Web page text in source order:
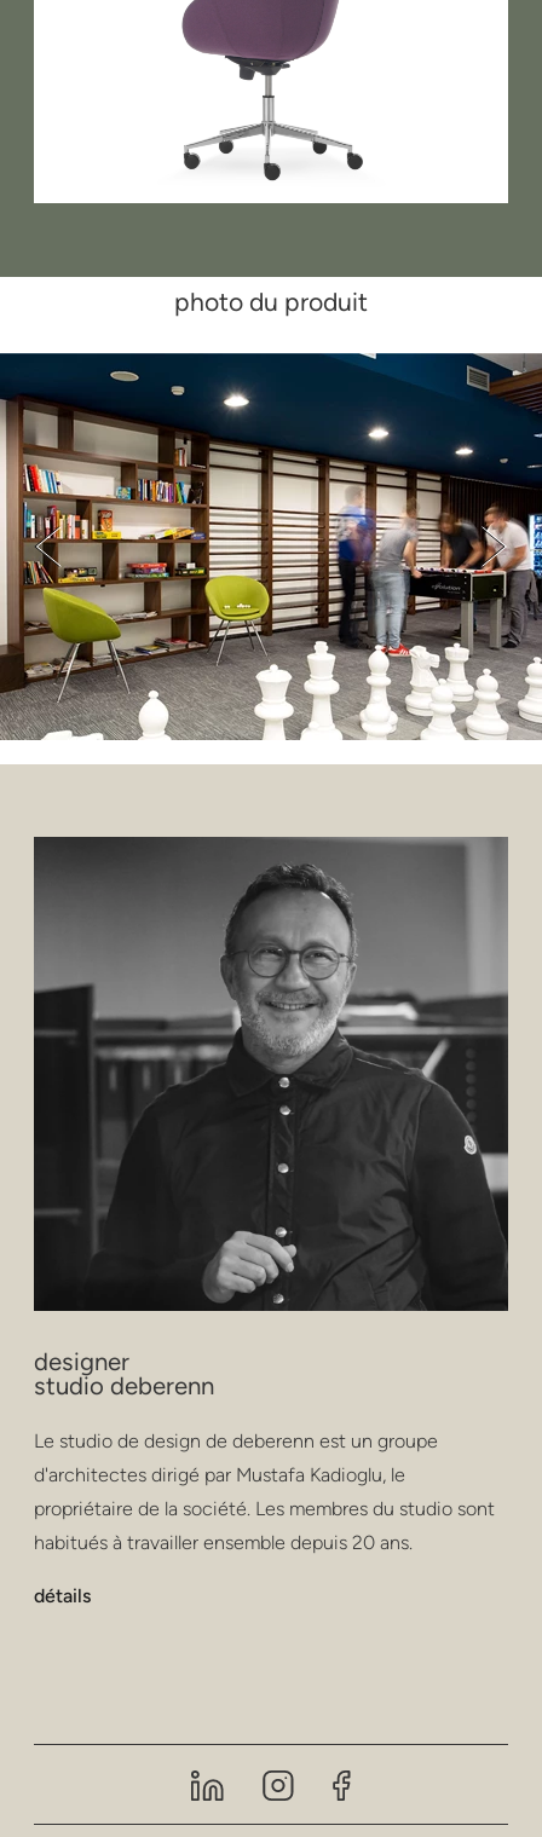
photo du produit
designer
studio deberenn
Le studio de design de deberenn est un groupe
d'architectes dirigé par Mustafa Kadioglu, le
propriétaire de la société. Les membres du studio sont
habitués à travailler ensemble depuis 20 ans.
détails